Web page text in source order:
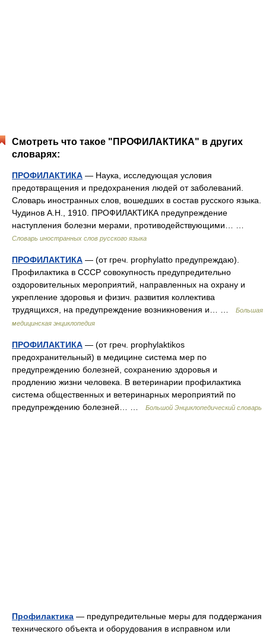
Смотреть что такое "ПРОФИЛАКТИКА" в других
словарях:
ПРОФИЛАКТИКА — Наука, исследующая условия
предотвращения и предохранения людей от заболеваний.
Словарь иностранных слов, вошедших в состав русского языка.
Чудинов А.Н., 1910. ПРОФИЛАКТИКА предупреждение
наступления болезни мерами, противодействующими… …
Словарь иностранных слов русского языка
ПРОФИЛАКТИКА — (от греч. prophylatto предупреждаю).
Профилактика в СССР совокупность предупредительно
оздоровительных мероприятий, направленных на охрану и
укрепление здоровья и физич. развития коллектива
трудящихся, на предупреждение возникновения и… …
Большая
медицинская энциклопедия
ПРОФИЛАКТИКА — (от греч. prophylaktikos
предохранительный) в медицине система мер по
предупреждению болезней, сохранению здоровья и
продлению жизни человека. В ветеринарии профилактика
система общественных и ветеринарных мероприятий по
предупреждению болезней… …
Большой Энциклопедический словарь
Профилактика — предупредительные меры для поддержания
технического объекта и оборудования в исправном или